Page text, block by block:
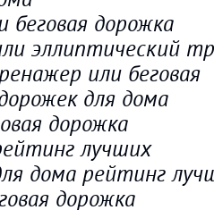
беговая дорожка
эллиптический
или беговая
для дома
дорожка
лучших
дома рейтинг
дорожка